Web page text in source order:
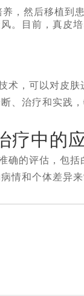
然后移植到
。目前，真皮
，可以对皮肤
、治疗和实践
疗中的
的评估，包括
情和个体差异来